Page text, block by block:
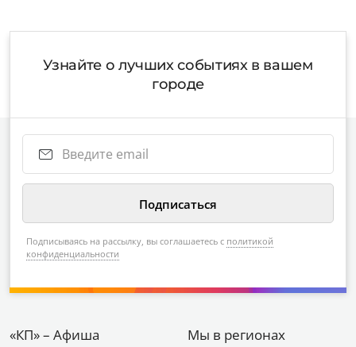
Узнайте о лучших событиях в вашем
городе
Подписываясь на рассылку, вы соглашаетесь с политикой
конфиденциальности
«КП» – Афиша Мы в регионах